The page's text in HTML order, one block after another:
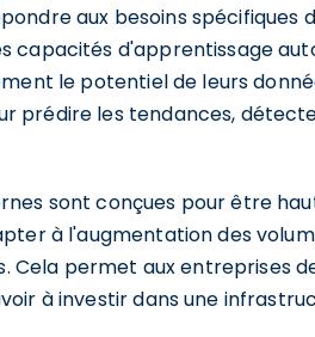
aux besoins spécifiques
capacités d'apprentissage
le potentiel de leurs
prédire les tendances,
sont conçues pour être
à l'augmentation des
permet aux entreprises
à investir dans une